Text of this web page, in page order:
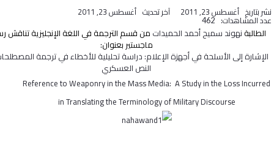
نشر بتاريخ أغسطس 23, 2011 آخر تحديث أغسطس 23, 2011
عدد المشاهدات: 462
الطالبة نهوند سميح أحمد الحميدات من قسم الترجمة في اللغة الإنجليزية تناقش
ماجستير بعنوان:
الإشارة إلى الأسلحة في أجهزة الإعلام: دراسة تحليلية للأخطاء في ترجمة
النص العسكري
Reference to Weaponry in the Mass Media: A Study in the Loss Incurred
in Translating the Terminology of Military Discourse